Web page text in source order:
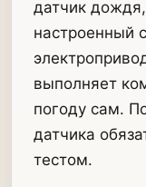
датчик
настроенный
выполняет
погоду сам.
датчика
тестом.